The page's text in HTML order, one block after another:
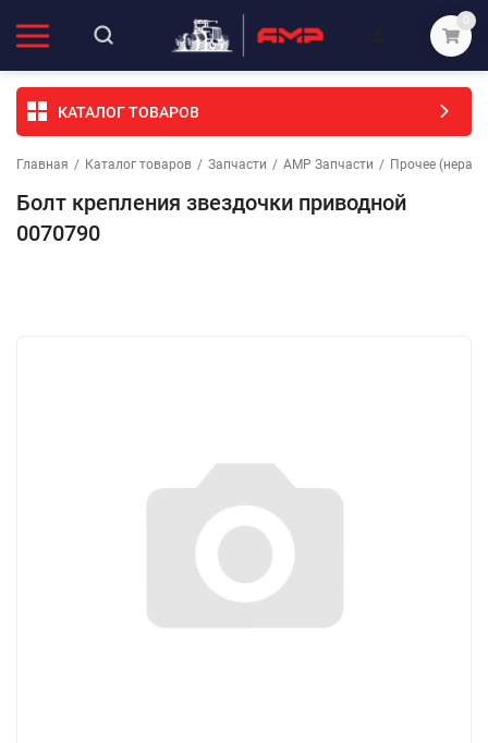
0
КАТАЛОГ ТОВАРОВ
Главная / Каталог товаров / Запчасти / АМР Запчасти / Прочее
Болт крепления звездочки приводной
0070790